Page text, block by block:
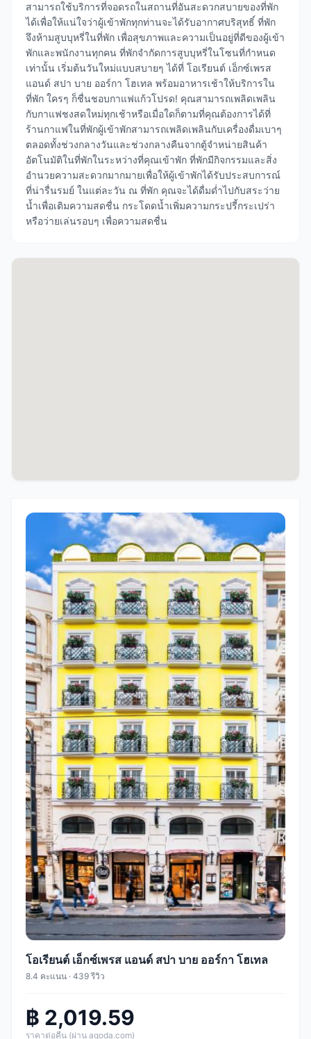
สามารถใช้บริการที่จอดรถในสถานที่อันสะดวกสบายของที่พัก
ได้เพื่อให้แน่ใจว่าผู้เข้าพักทุกท่านจะได้รับอากาศบริสุทธิ์ ที่พัก
จึงห้ามสูบบุหรี่ในที่พัก เพื่อสุขภาพและความเป็นอยู่ที่ดีของผู้เข้า
พักและพนักงานทุกคน ที่พักจำกัดการสูบบุหรี่ในโซนที่กำหนด
เท่านั้น เริ่มต้นวันใหม่แบบสบายๆ ได้ที่ โอเรียนต์ เอ็กซ์เพรส
แอนด์ สปา บาย ออร์กา โฮเทล พร้อมอาหารเช้าให้บริการใน
ที่พัก ใครๆ ก็ชื่นชอบกาแฟแก้วโปรด! คุณสามารถเพลิดเพลิน
กับกาแฟชงสดใหม่ทุกเช้าหรือเมื่อใดก็ตามที่คุณต้องการได้ที่
ร้านกาแฟในที่พักผู้เข้าพักสามารถเพลิดเพลินกับเครื่องดื่มเบาๆ
ตลอดทั้งช่วงกลางวันและช่วงกลางคืนจากตู้จำหน่ายสินค้า
อัตโนมัติในที่พักในระหว่างที่คุณเข้าพัก ที่พักมีกิจกรรมและสิ่ง
อำนวยความสะดวกมากมายเพื่อให้ผู้เข้าพักได้รับประสบการณ์
ที่น่ารื่นรมย์ ในแต่ละวัน ณ ที่พัก คุณจะได้ดื่มด่ำไปกับสระว่าย
น้ำเพื่อเติมความสดชื่น กระโดดน้ำเพิ่มความกระปรี้กระเปร่า
หรือว่ายเล่นรอบๆ เพื่อความสดชื่น
โอเรียนต์ เอ็กซ์เพรส แอนด์ สปา บาย ออร์กา โฮเทล
8.4 คะแนน · 439 รีวิว
฿ 2,019.59
ราคาต่อคืน (ผ่าน agoda.com)